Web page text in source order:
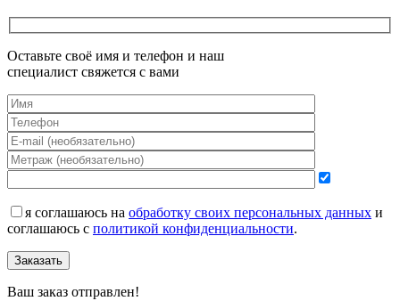
Оставьте своё имя и телефон и наш
специалист свяжется с вами
я соглашаюсь на обработку своих персональных данных и
соглашаюсь с политикой конфиденциальности.
Заказать
Ваш заказ отправлен!